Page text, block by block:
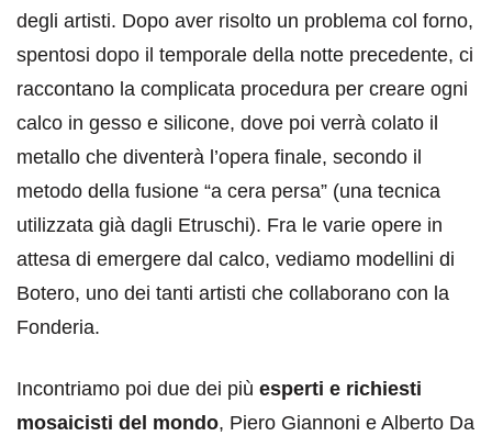
degli artisti. Dopo aver risolto un problema col forno,
spentosi dopo il temporale della notte precedente, ci
raccontano la complicata procedura per creare ogni
calco in gesso e silicone, dove poi verrà colato il
metallo che diventerà l’opera finale, secondo il
metodo della fusione “a cera persa” (una tecnica
utilizzata già dagli Etruschi). Fra le varie opere in
attesa di emergere dal calco, vediamo modellini di
Botero, uno dei tanti artisti che collaborano con la
Fonderia.
Incontriamo poi due dei più esperti e richiesti
mosaicisti del mondo, Piero Giannoni e Alberto Da